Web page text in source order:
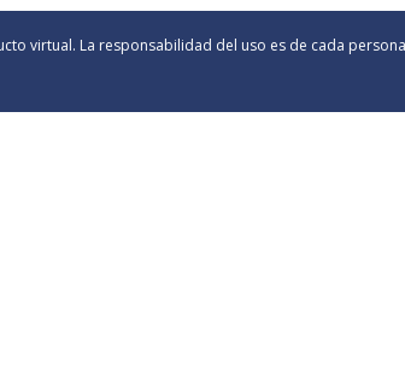
virtual. La responsabilidad del uso es de cada